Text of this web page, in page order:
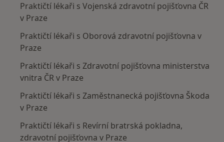
Praktičtí lékaři s Vojenská zdravotní pojišťovna ČR
v Praze
Praktičtí lékaři s Oborová zdravotní pojišťovna v
Praze
Praktičtí lékaři s Zdravotní pojišťovna ministerstva
vnitra ČR v Praze
Praktičtí lékaři s Zaměstnanecká pojišťovna Škoda
v Praze
Praktičtí lékaři s Revírní bratrská pokladna,
zdravotní pojišťovna v Praze